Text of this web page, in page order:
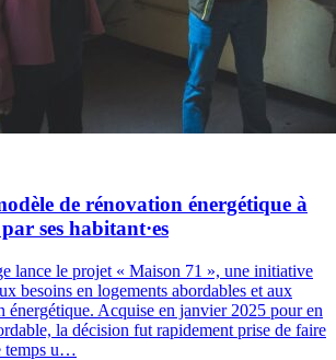
de rénovation énergétique à
ses habitant·es
lance le projet « Maison 71 », une initiative
besoins en logements abordables et aux
énergétique. Acquise en janvier 2025 pour en
la décision fut rapidement prise de faire
temps u…